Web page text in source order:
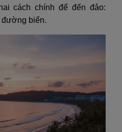
cách chính để đến đảo:
biển.